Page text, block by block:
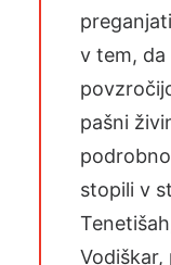
v tem, da
pašni
stopili v
Vodiškar,